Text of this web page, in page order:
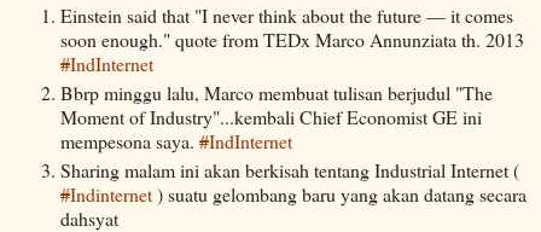
Einstein said that "I never think about the future — it comes
soon enough." quote from TEDx Marco Annunziata th. 2013
#IndInternet
Bbrp minggu lalu, Marco membuat tulisan berjudul "The
Moment of Industry"...kembali Chief Economist GE ini
mempesona saya. #IndInternet
Sharing malam ini akan berkisah tentang Industrial Internet (
#Indinternet) suatu gelombang baru yang akan datang secara
dahsyat